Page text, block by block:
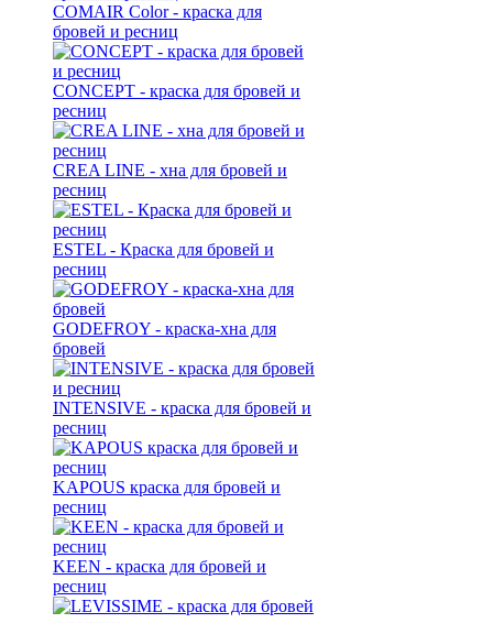
COMAIR Color - краска для
бровей и ресниц
CONCEPT - краска для бровей и
ресниц
CREA LINE - хна для бровей и
ресниц
ESTEL - Краска для бровей и
ресниц
GODEFROY - краска-хна для
бровей
INTENSIVE - краска для бровей и
ресниц
KAPOUS краска для бровей и
ресниц
KEEN - краска для бровей и
ресниц